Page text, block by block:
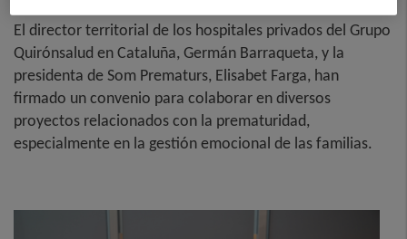
El director territorial de los hospitales privados del Grupo
Quirónsalud en Cataluña, Germán Barraqueta, y la
presidenta de Som Prematurs, Elisabet Farga, han
firmado un convenio para colaborar en diversos
proyectos relacionados con la prematuridad,
especialmente en la gestión emocional de las familias.